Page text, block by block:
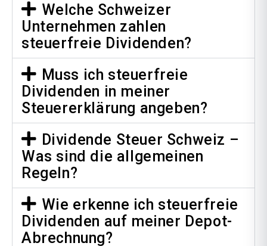
Welche Schweizer
Unternehmen zahlen
steuerfreie Dividenden?
Muss ich steuerfreie
Dividenden in meiner
Steuererklärung angeben?
Dividende Steuer Schweiz –
Was sind die allgemeinen
Regeln?
Wie erkenne ich steuerfreie
Dividenden auf meiner Depot-
Abrechnung?